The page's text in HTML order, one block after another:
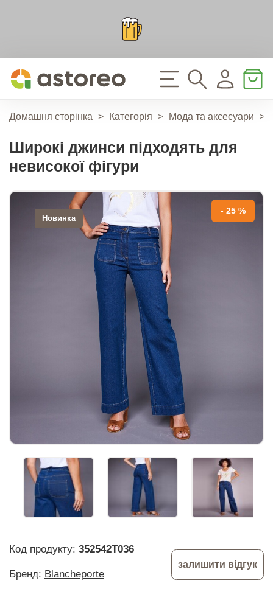
Домашня сторінка > Категорія > Мода та аксесуари >
Широкі джинси підходять для
невисокої фігури
Новинка
- 25 %
Код продукту: 352542T036
Бренд: Blancheporte
залишити відгук